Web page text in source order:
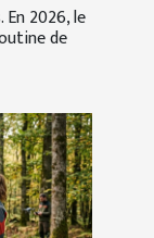
2026, le
de